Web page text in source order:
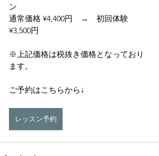
ン
通常価格 ¥4,400円　→　初回体験
¥3,500円
※上記価格は税抜き価格となっており
ます。
ご予約はこちらから↓
レッスン予約